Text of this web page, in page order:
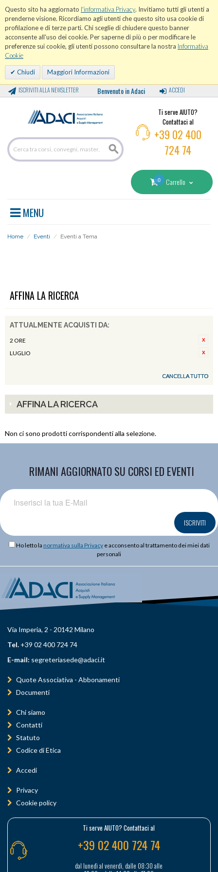
Questo sito ha aggiornato l'informativa Privacy. Invitiamo tutti gli utenti a
prenderne visione. Ricordiamo agli utenti che questo sito usa cookie di
profilazione e di terze parti. Chi sceglie di chiudere questo banner
acconsente all'uso dei cookie. Per saperne di più o per modificare le
preferenze sui cookie, gli utenti possono consultare la nostra Informativa
Cookie
Chiudi Maggiori Informazioni
ISCRIVITI ALLA NEWSLETTER Benvenuto in Adaci ACCEDI
Ti serve AIUTO?
Contattaci al
+39 02 400
724 74
0 Carrello
MENU
Home / Eventi / Eventi a Tema
AFFINA LA RICERCA
ATTUALMENTE ACQUISTI DA:
2 ORE
LUGLIO
CANCELLA TUTTO
AFFINA LA RICERCA
Non ci sono prodotti corrispondenti alla selezione.
RIMANI AGGIORNATO SU CORSI ED EVENTI
ISCRIVITI
Ho letto la normativa sulla Privacye acconsento al trattamento dei miei dati
personali
Via Imperia, 2 - 20142 Milano
Tel. +39 02 400 724 74
E-mail: segreteriasede@adaci.it
Quote Associativa - Abbonamenti
Documenti
Chi siamo
Contatti
Statuto
Codice di Etica
Accedi
Privacy
Cookie policy
Ti serve AIUTO? Contattaci al
+39 02 400 724 74
dal lunedì al venerdì, dalle 08:30 alle